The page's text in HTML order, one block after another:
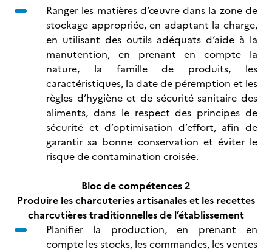
Ranger les matières d’œuvre dans la zone de
stockage appropriée, en adaptant la charge,
en utilisant des outils adéquats d’aide à la
manutention, en prenant en compte la
nature, la famille de produits, les
caractéristiques, la date de péremption et les
règles d’hygiène et de sécurité sanitaire des
aliments, dans le respect des principes de
sécurité et d’optimisation d’effort, afin de
garantir sa bonne conservation et éviter le
risque de contamination croisée.
Bloc de compétences 2
Produire les charcuteries artisanales et les recettes
charcutièrestraditionnelles de l’établissement
Planifier la production, en prenant en
compte les stocks, les commandes, les ventes